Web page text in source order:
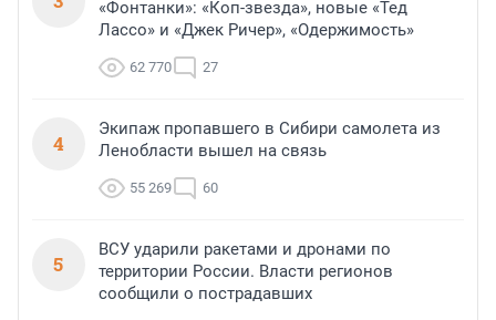
«Фонтанки»: «Коп-звезда», новые «Тед
Лассо» и «Джек Ричер», «Одержимость»
62 770 27
4
Экипаж пропавшего в Сибири самолета из
Ленобласти вышел на связь
55 269 60
5
ВСУ ударили ракетами и дронами по
территории России. Власти регионов
сообщили о пострадавших